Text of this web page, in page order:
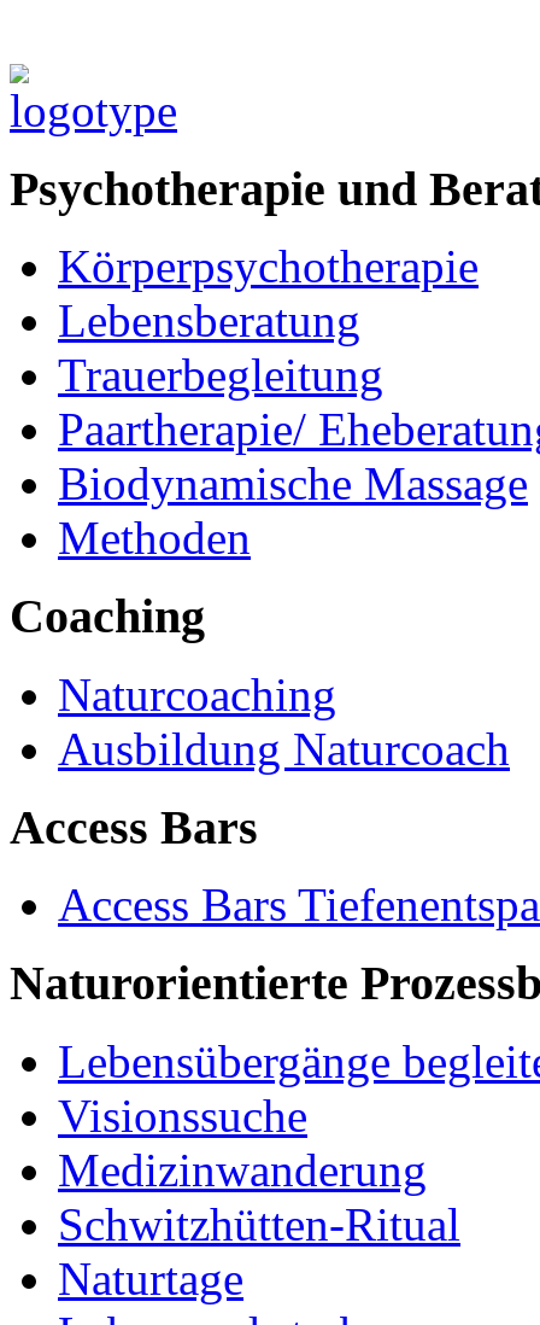
Psychotherapie und
Körperpsychotherapie
Lebensberatung
Trauerbegleitung
Paartherapie/
Biodynamische Massage
Methoden
Coaching
Naturcoaching
Ausbildung Naturcoach
Access Bars
Access Bars
Naturorientierte
Lebensübergänge
Visionssuche
Medizinwanderung
Schwitzhütten-Ritual
Naturtage